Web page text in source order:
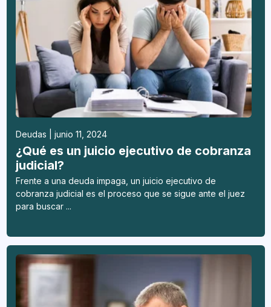
Deudas | junio 11, 2024
¿Qué es un juicio ejecutivo de cobranza
judicial?
Frente a una deuda impaga, un juicio ejecutivo de
cobranza judicial es el proceso que se sigue ante el juez
para buscar ...